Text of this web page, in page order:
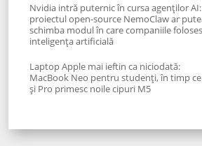
Nvidia intră puternic în cursa agenților AI:
proiectul open-source NemoClaw ar
schimba modul în care companiile
inteligența artificială
Laptop Apple mai ieftin ca niciodată:
MacBook Neo pentru studenți, în timp
și Pro primesc noile cipuri M5